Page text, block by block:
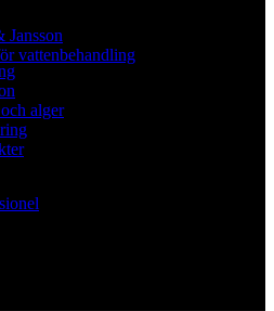
Jansson
vattenbehandling
alger